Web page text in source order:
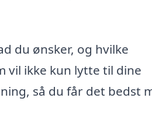
du ønsker, og hvilke
vil ikke kun lytte til dine
så du får det bedst